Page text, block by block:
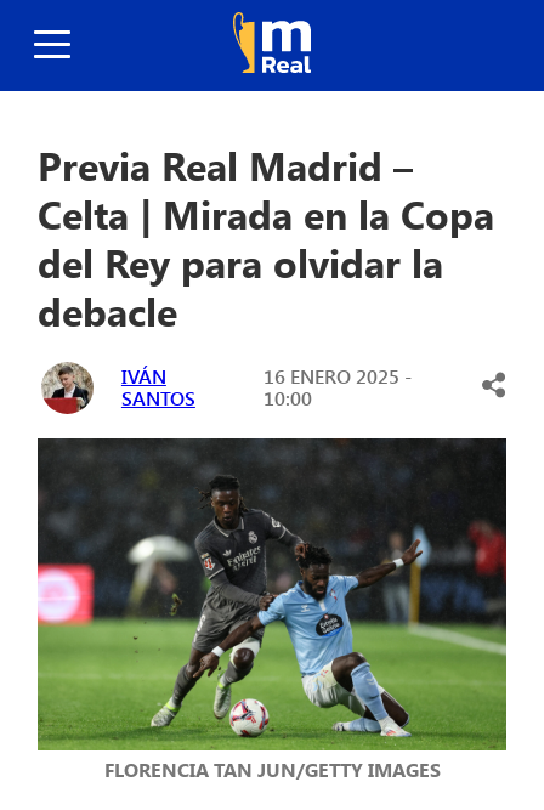
Previa Real Madrid –
Celta | Mirada en la Copa
del Rey para olvidar la
debacle
IVÁN
SANTOS
16 ENERO 2025 -
10:00
FLORENCIA TAN JUN/GETTY IMAGES